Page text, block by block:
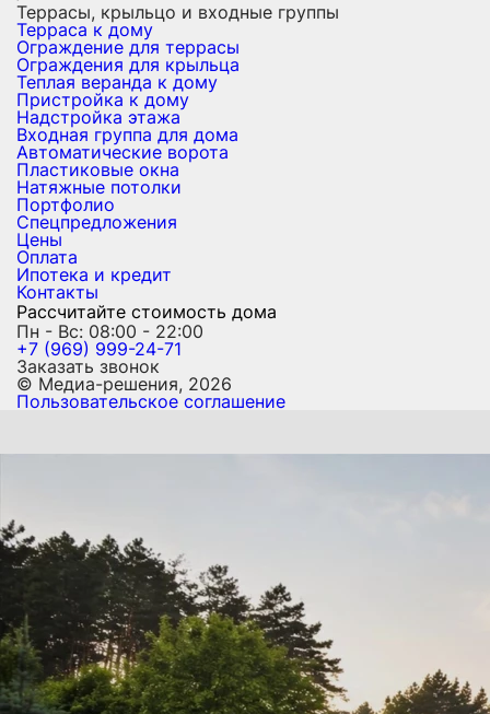
Террасы, крыльцо и входные группы
Терраса к дому
Ограждение для террасы
Ограждения для крыльца
Теплая веранда к дому
Пристройка к дому
Надстройка этажа
Входная группа для дома
Автоматические ворота
Пластиковые окна
Натяжные потолки
Портфолио
Спецпредложения
Цены
Оплата
Ипотека и кредит
Контакты
Рассчитайте стоимость дома
Пн - Вс: 08:00 - 22:00
+7 (969) 999-24-71
Заказать звонок
© Медиа-решения, 2026
Пользовательское соглашение